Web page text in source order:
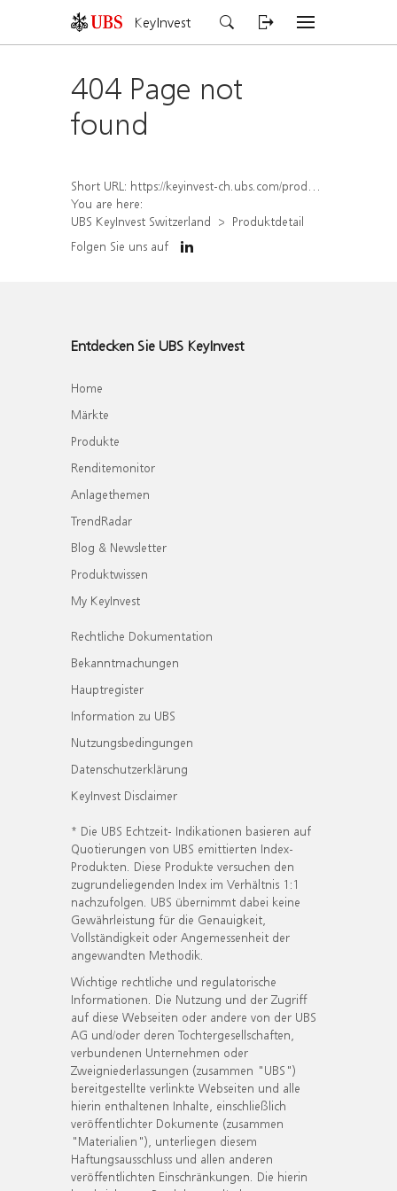
KeyInvest
404 Page not
found
Short URL: https://keyinvest-ch.ubs.com/produkt/detail/index/isin/CH1562158928
You are here:
UBS KeyInvest Switzerland
Produktdetail
Folgen Sie uns auf
Entdecken Sie UBS KeyInvest
Home
Märkte
Produkte
Renditemonitor
Anlagethemen
TrendRadar
Blog & Newsletter
Produktwissen
My KeyInvest
Rechtliche Dokumentation
Bekanntmachungen
Hauptregister
Information zu UBS
Nutzungsbedingungen
Datenschutzerklärung
KeyInvest Disclaimer
* Die UBS Echtzeit- Indikationen basieren auf
Quotierungen von UBS emittierten Index-
Produkten. Diese Produkte versuchen den
zugrundeliegenden Index im Verhältnis 1:1
nachzufolgen. UBS übernimmt dabei keine
Gewährleistung für die Genauigkeit,
Vollständigkeit oder Angemessenheit der
angewandten Methodik.
Wichtige rechtliche und regulatorische
Informationen. Die Nutzung und der Zugriff
auf diese Webseiten oder andere von der UBS
AG und/oder deren Tochtergesellschaften,
verbundenen Unternehmen oder
Zweigniederlassungen (zusammen "UBS")
bereitgestellte verlinkte Webseiten und alle
hierin enthaltenen Inhalte, einschließlich
veröffentlichter Dokumente (zusammen
"Materialien"), unterliegen diesem
Haftungsausschluss und allen anderen
veröffentlichten Einschränkungen. Die hierin